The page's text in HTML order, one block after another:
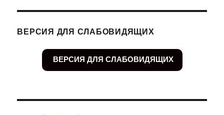
ВЕРСИЯ ДЛЯ СЛАБОВИДЯЩИХ
ВЕРСИЯ ДЛЯ СЛАБОВИДЯЩИХ